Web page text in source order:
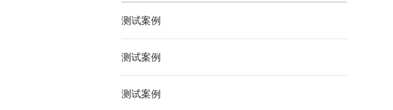
测试案例
测试案例
测试案例